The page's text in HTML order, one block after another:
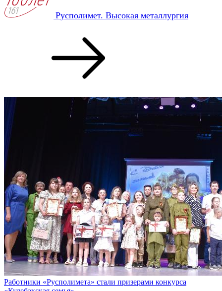
Русполимет. Высокая металлургия
Работники «Русполимета» стали призерами конкурса